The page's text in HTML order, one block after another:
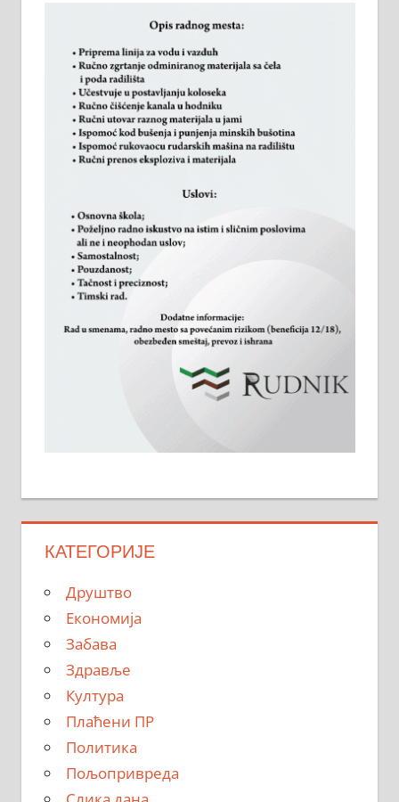
КАТЕГОРИЈЕ
Друштво
Економија
Забава
Здравље
Култура
Плаћени ПР
Политика
Пољопривреда